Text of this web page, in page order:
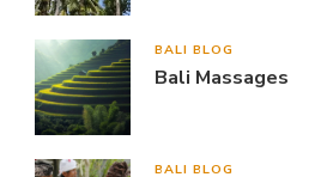
BALI BLOG
Bali Massages
BALI BLOG